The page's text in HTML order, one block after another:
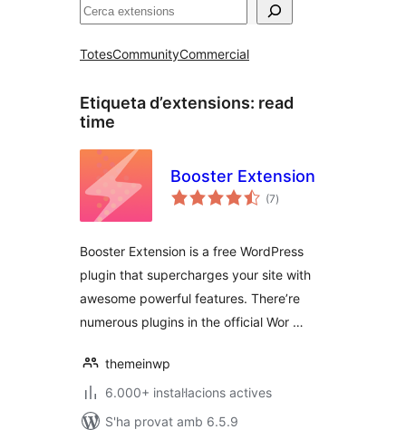
Cerca
TotesCommunityCommercial
Etiqueta d’extensions: read
time
Booster Extension
(7puntuacions
totals
)
Booster Extension is a free WordPress
plugin that supercharges your site with
awesome powerful features. There’re
numerous plugins in the official Wor …
themeinwp
6.000+ instal·lacions actives
S'ha provat amb 6.5.9